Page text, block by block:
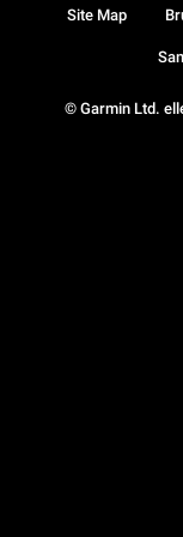
© Garmin Ltd.
Site Map